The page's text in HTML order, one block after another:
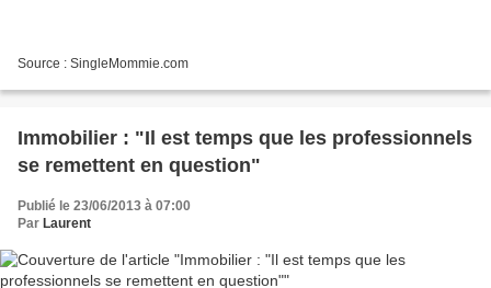
Source : SingleMommie.com
Immobilier : "Il est temps que les professionnels
se remettent en question"
Publié le 23/06/2013 à 07:00
Par Laurent